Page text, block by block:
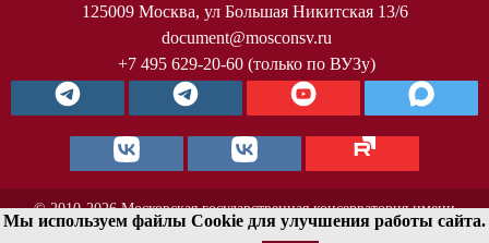
125009 Москва, ул Большая Никитская 13/6
document@mosconsv.ru
+7 495 629-20-60 (только по ВУЗу)
© 2010-2026 Московская государственная консерватория имени
П.И.Чайковского. Все права защищены.
Мы используем файлы Cookie для улучшения работы сайта.